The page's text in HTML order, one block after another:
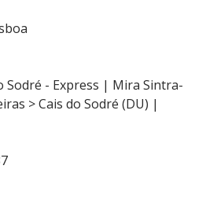
Sodré - Express | Mira Sintra-
> Cais do Sodré (DU) |